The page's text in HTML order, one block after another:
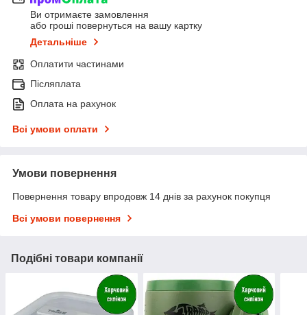
Ви отримаєте замовлення
або гроші повернуться на вашу картку
Детальніше
Оплатити частинами
Післяплата
Оплата на рахунок
Всі умови оплати
Умови повернення
Повернення товару впродовж 14 днів за рахунок покупця
Всі умови повернення
Подібні товари компанії